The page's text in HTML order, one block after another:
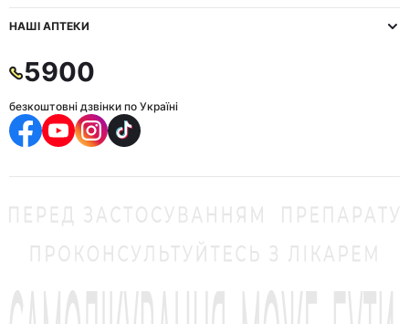
НАШІ АПТЕКИ
5900
безкоштовні дзвінки по Україні